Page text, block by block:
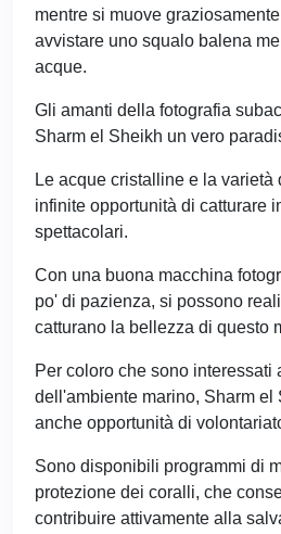
mentre si muove
avvistare uno squalo balena
acque.
Gli amanti della fotografia
Sharm el Sheikh un vero
Le acque cristalline e la varietà
infinite opportunità di catturare
spettacolari.
Con una buona macchina
po' di pazienza, si possono
catturano la bellezza di questo
Per coloro che sono interessati
dell'ambiente marino, Sharm el
anche opportunità di
Sono disponibili programmi di
protezione dei coralli, che
contribuire attivamente alla